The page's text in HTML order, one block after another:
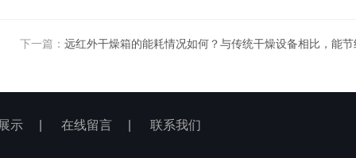
下一篇： 远红外干燥箱的能耗情况如何？与传统干燥设备相比，能
示 在线留言 联系我们